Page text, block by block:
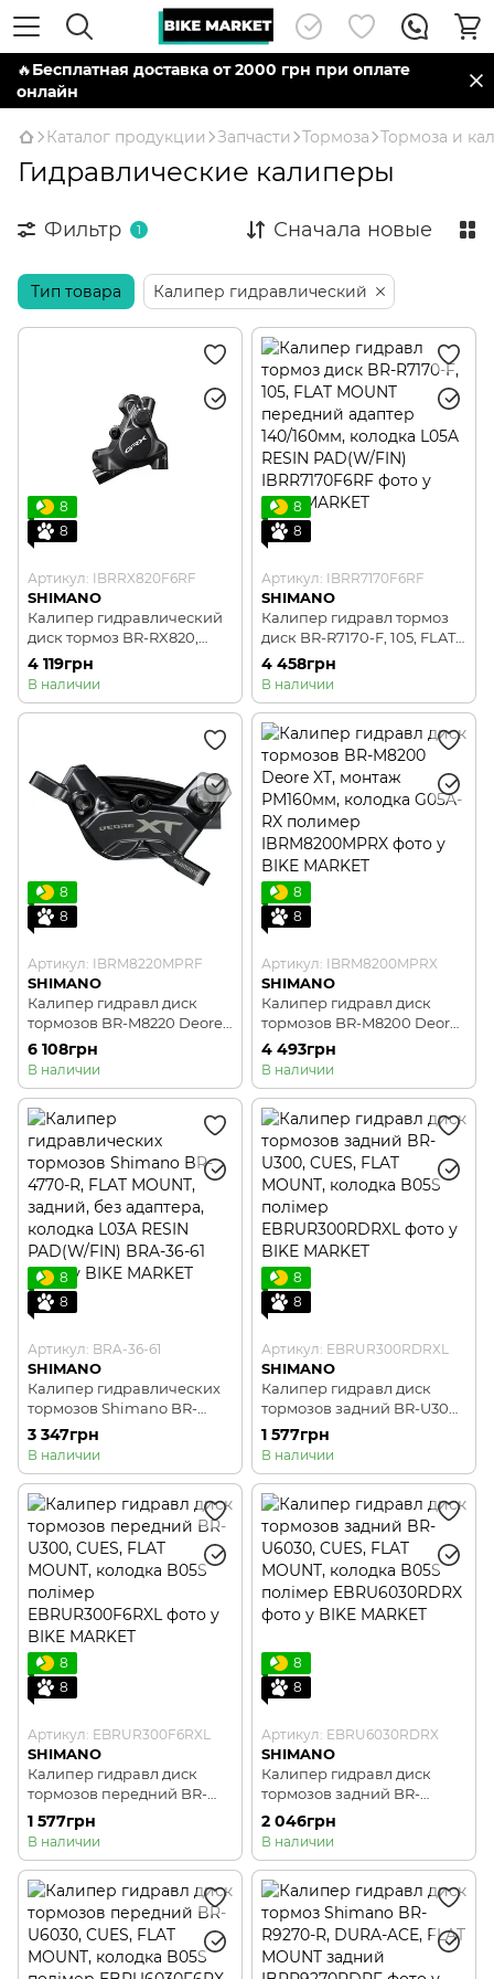
🔥Бесплатная доставка от 2000 грн при оплате
онлайн
Каталог продукции Запчасти Тормоза Тормоза и
Гидравлические калиперы
Фильтр 1 Сначала новые
Тип товара Калипер гидравлический
8
8
Артикул: IBRRX820F6RF
SHIMANO
Калипер гидравлический
диск тормоз BR-RX820,
GRX, передний, FLAT
MOUNT, 140/160MM ротор,
PAD(W/FIN)
4 119грн
В наличии
8
8
Артикул: IBRR7170F6RF
SHIMANO
Калипер гидравл тормоз
диск BR-R7170-F, 105, FLAT
MOUNT передний адаптер
140/160мм, колодка L05A
4 458грн
В наличии
8
8
Артикул: IBRM8220MPRF
SHIMANO
Калипер гидравл диск
тормозов BR-M8220 Deore
XT, монтаж РМ160мм,
колодка P03A-RF полимер
6 108грн
В наличии
8
8
Артикул: IBRM8200MPRX
SHIMANO
Калипер гидравл диск
тормозов BR-M8200 Deore
XT, монтаж РМ160мм,
колодка G05A-RX полимер
4 493грн
В наличии
8
8
Артикул: BRA-36-61
SHIMANO
Калипер гидравлических
тормозов Shimano BR-
4770-R, FLAT MOUNT,
задний, без адаптера,
PAD(W/FIN)
3 347грн
В наличии
8
8
Артикул: EBRUR300RDRXL
SHIMANO
Калипер гидравл диск
тормозов задний BR-U300,
CUES, FLAT MOUNT,
колодка B05S полімер
1 577грн
В наличии
8
8
Артикул: EBRUR300F6RXL
SHIMANO
Калипер гидравл диск
тормозов передний BR-
U300, CUES, FLAT MOUNT,
колодка B05S полімер
1 577грн
В наличии
8
8
Артикул: EBRU6030RDRX
SHIMANO
Калипер гидравл диск
тормозов задний BR-
U6030, CUES, FLAT MOUNT,
колодка B05S полімер
2 046грн
В наличии